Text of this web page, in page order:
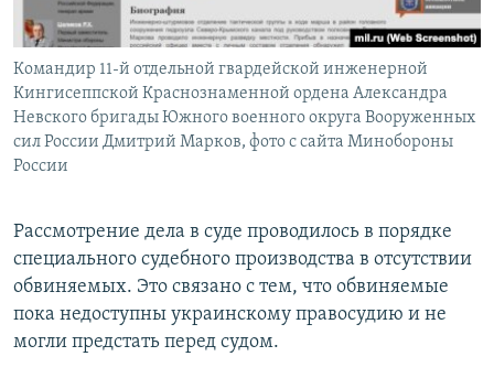
Командир 11-й отдельной гвардейской инженерной
Кингисеппской Краснознаменной ордена Александра
Невского бригады Южного военного округа Вооруженных
сил России Дмитрий Марков, фото с сайта Минобороны
России
Рассмотрение дела в суде проводилось в порядке
специального судебного производства в отсутствии
обвиняемых. Это связано с тем, что обвиняемые
пока недоступны украинскому правосудию и не
могли предстать перед судом.